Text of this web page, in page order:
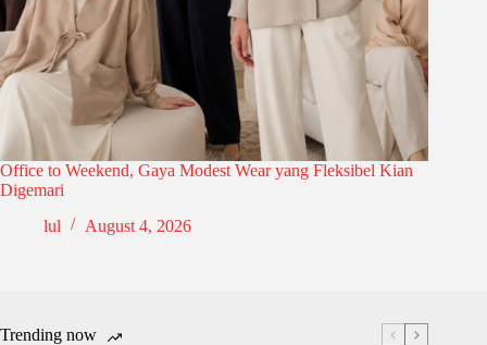
Office to Weekend, Gaya Modest Wear yang Fleksibel Kian
Digemari
lul
August 4, 2026
Trending now